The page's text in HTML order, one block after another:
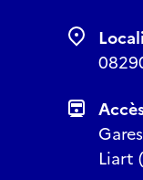
Liart